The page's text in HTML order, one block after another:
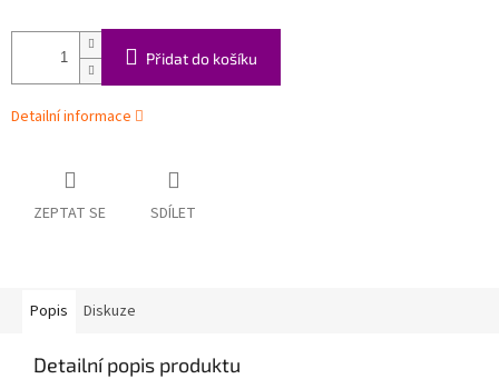
Přidat do košíku
Detailní informace
ZEPTAT SE SDÍLET
Popis Diskuze
Detailní popis produktu